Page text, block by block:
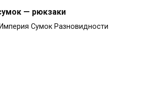
— рюкзаки
Сумок Разновидности